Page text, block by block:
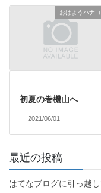
おはようハナ
初夏の巻機山へ
2021/06/01
最近の投稿
はてなブログに引っ越